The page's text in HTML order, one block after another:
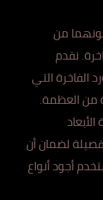
من
نقدم
الفاخرة التي
من العظمة.
لضمان أن
أجود أنواع